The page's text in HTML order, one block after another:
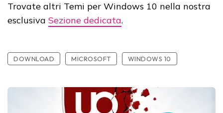
Trovate altri Temi per Windows 10 nella nostra
esclusiva Sezione dedicata.
DOWNLOAD MICROSOFT WINDOWS 10